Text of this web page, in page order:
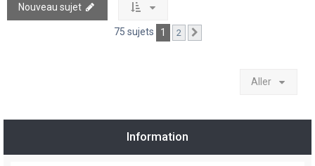
Nouveau sujet
75 sujets 1 2
Aller
Information